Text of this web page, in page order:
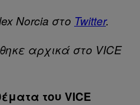
Norcia στο Twitter.
αρχικά στο VICE
του VICE